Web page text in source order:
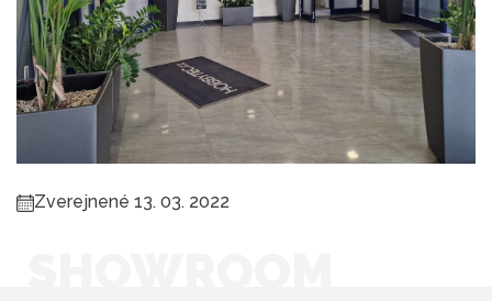
Zverejnené 13. 03. 2022